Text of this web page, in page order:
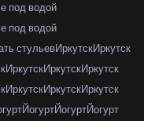
под водой
под водой
стульевИркутскИркутск
ИркутскИркутскИркутск
ИркутскИркутскИркутск
ЙогуртЙогуртЙогурт